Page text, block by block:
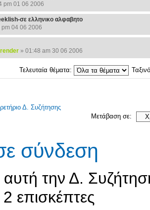
pm 01 06 2006
σε ελληνικο αλφαβητο
pm 04 06 2006
» 01:48 am 30 06 2006
Τελευταία θέματα:
Δ. Συζήτησης
Μετάβαση σε:
σύνδεση
την Δ.
επισκέπτες